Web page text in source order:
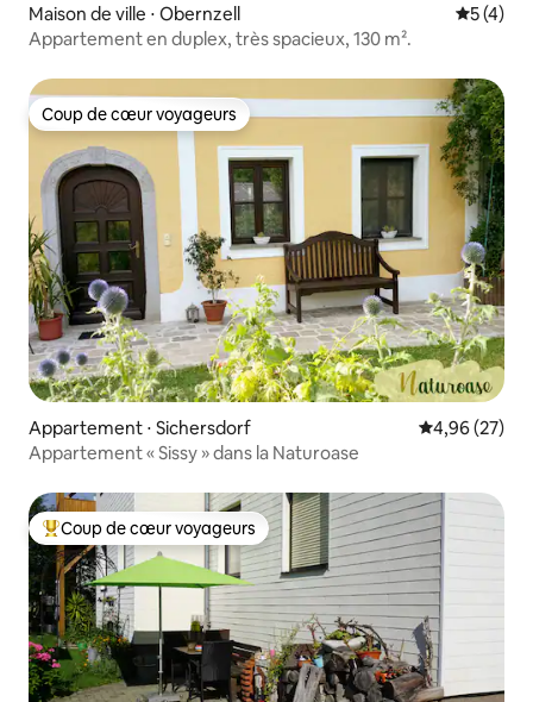
Maison de ville ⋅ Obernzell
5 (4)
Appartement en duplex, très spacieux, 130 m².
Coup de cœur voyageurs
Coup de cœur voyageurs
Appartement ⋅ Sichersdorf Évaluation
4,96 (27)
Appartement « Sissy » dans la Naturoase
Coups de cœur voyageurs les plus appréciés
Coup de cœur voyageurs